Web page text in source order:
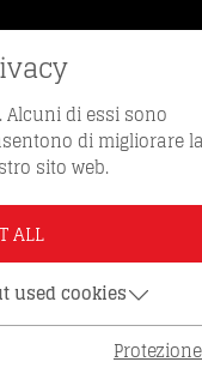
NUMERO VERDE
di essi sono
di migliorare
sito web.
ALL
used cookies